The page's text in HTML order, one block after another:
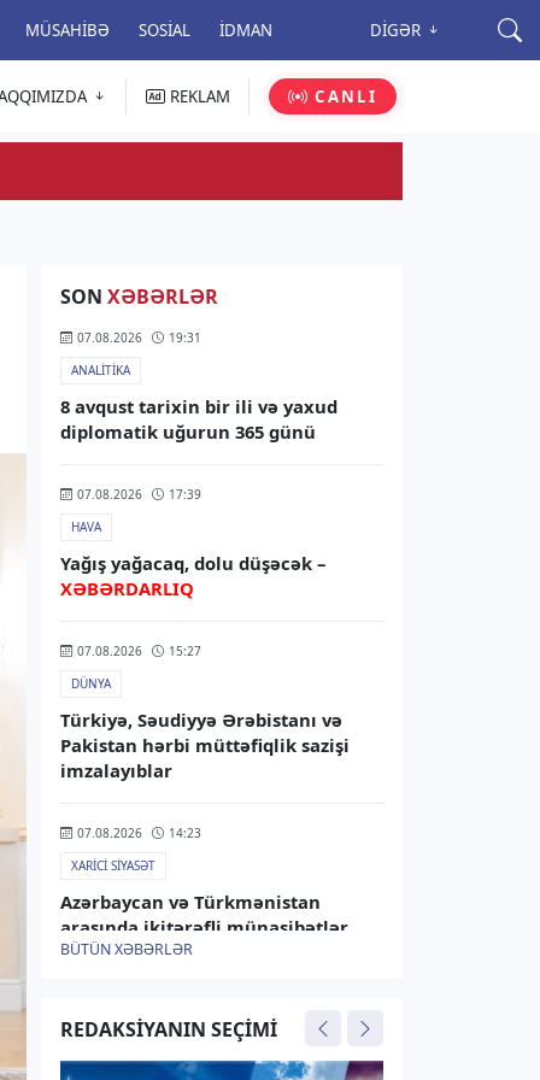
MÜSAHIBƏ SOSIAL İDMAN DIGƏR
REKLAM CANLI
SON XƏBƏRLƏR
07.08.2026
19:31
ANALITIKA
8 avqust tarixin bir ili və yaxud
diplomatik uğurun 365 günü
07.08.2026
17:39
HAVA
Yağış yağacaq, dolu düşəcək –
XƏBƏRDARLIQ
07.08.2026
15:27
DÜNYA
Türkiyə, Səudiyyə Ərəbistanı və
Pakistan hərbi müttəfiqlik sazişi
imzalayıblar
07.08.2026
14:23
XARICI SIYASƏT
Azərbaycan və Türkmənistan
arasında ikitərəfli münasibətlər
müzakirə olunub
BÜTÜN XƏBƏRLƏR
REDAKSIYANIN SEÇIMI